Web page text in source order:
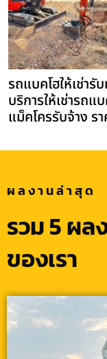
รถแบคโฮให้เช่ารั
บริการให้เช่ารถแ
แม็คโครรับจ้าง ร
ผลงานล่าสุด
รวม 5 ผล
ของเรา